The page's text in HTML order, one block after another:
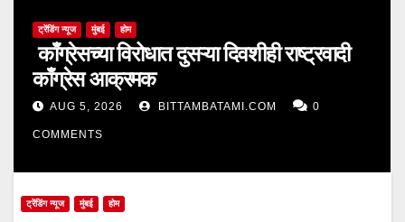
ट्रेंडिंग न्यूज मुंबई होम
काँग्रेसच्या विरोधात दुसऱ्या दिवशीही राष्ट्रवादी
काँग्रेस आक्रमक
AUG 5, 2026 BITTAMBATAMI.COM 0
COMMENTS
ट्रेंडिंग न्यूज मुंबई होम